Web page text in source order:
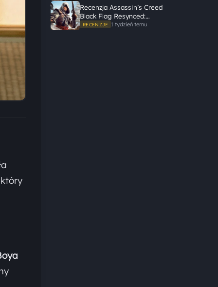
Recenzja Assassin’s Creed
Black Flag Resynced:
Ubisoft tego nie zepsuł
RECENZJE 1 tydzień temu